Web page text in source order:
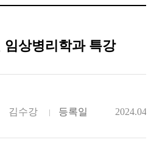
임상병리학과 특강
김수강 등록일